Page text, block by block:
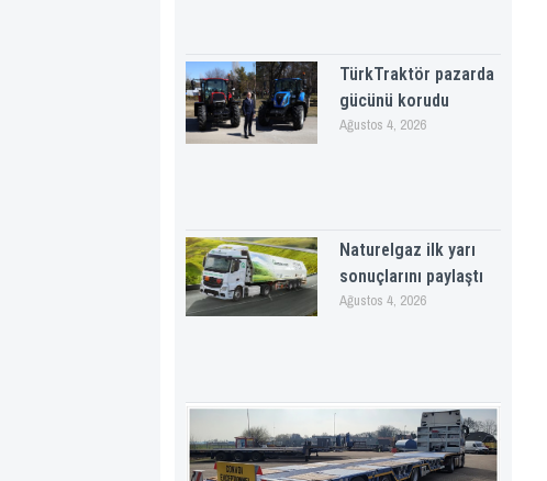
TürkTraktör pazarda
gücünü korudu
Ağustos 4, 2026
Naturelgaz ilk yarı
sonuçlarını paylaştı
Ağustos 4, 2026